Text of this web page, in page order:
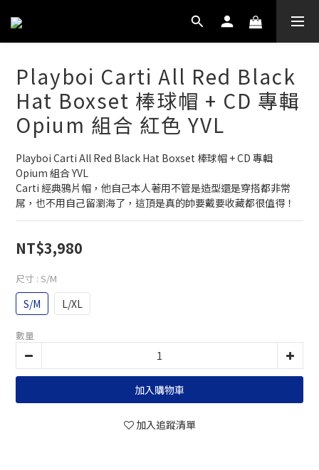
Playboi Carti All Red Black
Hat Boxset 棒球帽 + CD 專輯
Opium 組合 紅色 YVL
Playboi Carti All Red Black Hat Boxset 棒球帽 + CD 專輯
Opium 組合 YVL
Carti 經典鴉片帽，他自己本人著用不管是造型還是穿搭都非常
屌，也不用自己留瀏海了，這頂是真的帥要戴要收藏都很值得！
NT$3,980
尺寸 : S/M
S/M L/XL
數量
加入購物車
加入追蹤清單